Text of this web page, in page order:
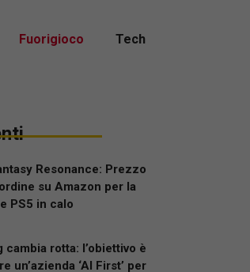
Fuorigioco Tech
Resonance: Prezzo
su Amazon per la
PS5 in calo
cambia rotta: l’obiettivo è
un’azienda ‘AI First’ per